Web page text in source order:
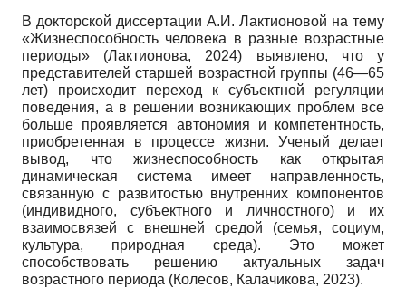
В докторской диссертации А.И. Лактионовой на тему
«Жизнеспособность человека в разные возрастные
периоды» (Лактионова, 2024) выявлено, что у
представителей старшей возрастной группы (46—65
лет) происходит переход к субъектной регуляции
поведения, а в решении возникающих проблем все
больше проявляется автономия и компетентность,
приобретенная в процессе жизни. Ученый делает
вывод, что жизнеспособность как открытая
динамическая система имеет направленность,
связанную с развитостью внутренних компонентов
(индивидного, субъектного и личностного) и их
взаимосвязей с внешней средой (семья, социум,
культура, природная среда). Это может
способствовать решению актуальных задач
возрастного периода (Колесов, Калачикова, 2023).